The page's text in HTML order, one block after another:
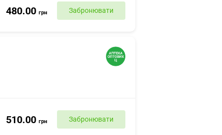
480.00 грн Забронювати
510.00 грн Забронювати